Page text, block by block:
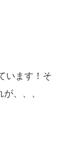
います！そ
、、、